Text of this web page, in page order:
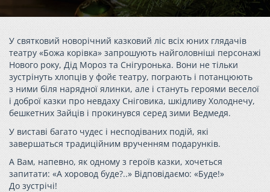
У святковий новорічний казковий ліс всіх юних глядачів
театру «Божа корівка» запрошують найголовніші персонажі
Нового року, Дід Мороз та Снігуронька. Вони не тільки
зустрінуть хлопців у фойє театру, пограють і потанцюють
з ними біля нарядної ялинки, але і стануть героями веселої
і доброї казки про невдаху Сніговика, шкідливу Холоднечу,
бешкетних Зайців і прокинувся серед зими Ведмедя.
У виставі багато чудес і несподіваних подій, які
завершаться традиційним врученням подарунків.
А Вам, напевно, як одному з героїв казки, хочеться
запитати: «А хоровод буде?..» Відповідаємо: «Буде!»
До зустрічі!